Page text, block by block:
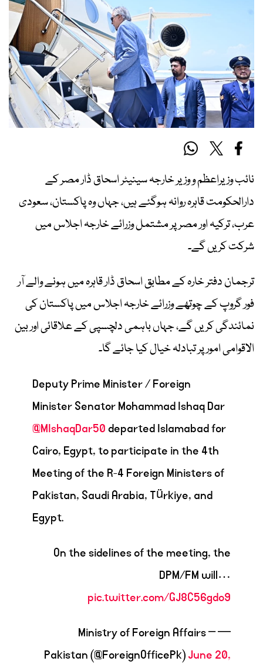
نائب وزیراعظم و وزیر خارجہ سینیٹر اسحاق ڈار مصر کے
دارالحکومت قاہرہ روانہ ہوگئے ہیں، جہاں وہ پاکستان، سعودی
عرب، ترکیہ اور مصر پر مشتمل وزرائے خارجہ اجلاس میں
شرکت کریں گے۔
ترجمان دفتر خارہ کے مطابق اسحاق ڈار قاہرہ میں ہونے والے آر
فور گروپ کے چوتھے وزرائے خارجہ اجلاس میں پاکستان کی
نمائندگی کریں گے، جہاں باہمی دلچسپی کے علاقائی اور بین
الاقوامی امور پر تبادلہ خیال کیا جائے گا۔
Deputy Prime Minister / Foreign
Minister Senator Mohammad Ishaq Dar
@MIshaqDar50departed Islamabad for
Cairo, Egypt, to participate in the 4th
Meeting of the R-4 Foreign Ministers of
Pakistan, Saudi Arabia, Türkiye, and
Egypt.
On the sidelines of the meeting, the
DPM/FM will…
pic.twitter.com/GJ8C56gdo9
— Ministry of Foreign Affairs –
Pakistan (@ForeignOfficePk)June 20,